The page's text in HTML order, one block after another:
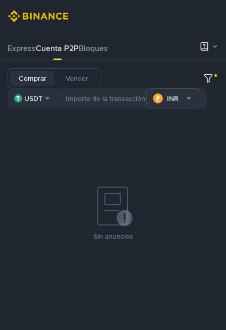
ExpressCuenta P2PBloques
Comprar Vender
USDT INR
Sin anuncios